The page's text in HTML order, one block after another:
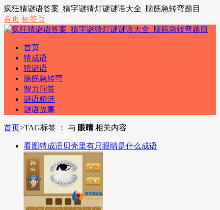
疯狂猜谜语答案_猜字谜猜灯谜谜语大全_脑筋急转弯题目
首页 标签页
首页
猜成语
猜谜语
脑筋急转弯
智力问答
谜语精选
谜语故事
首页>TAG标签 ： 与 眼睛相关内容
看图猜成语贝壳里有只眼睛是什么成语